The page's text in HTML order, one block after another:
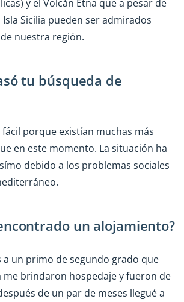
y el Volcán Etna que a pesar de
Sicilia pueden ser admirados
nuestra región.
tu búsqueda de
porque existían muchas más
en este momento. La situación ha
debido a los problemas sociales
un alojamiento?
a un primo de segundo grado que
me brindaron hospedaje y fueron de
de un par de meses llegué a